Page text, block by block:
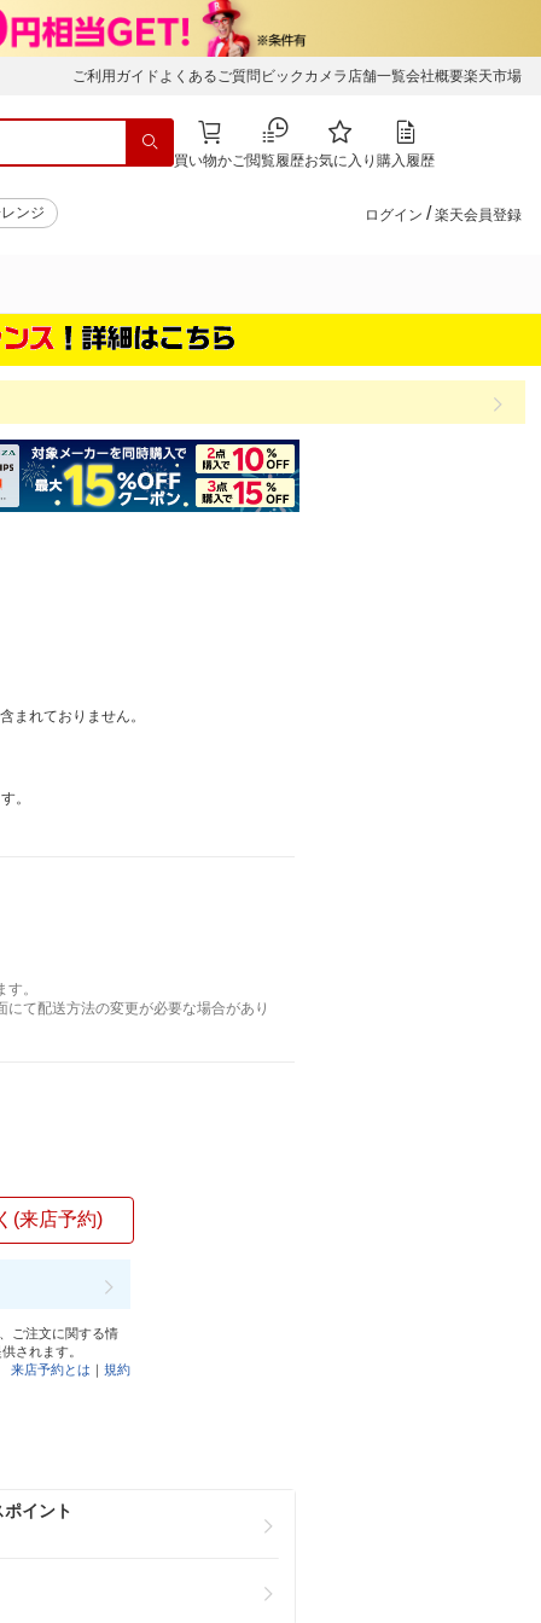
ご利用ガイド よくあるご質問 ビックカメラ店舗一覧会社概要楽天市場
買い物かご閲覧履歴お気に入り 購入履歴
ンジ ログイン / 楽天会員登録
まれておりません。
。
。
て配送方法の変更が必要な場合があり
(来店予約)
ご注文に関する情
されます。
来店予約とは ｜規約
イント